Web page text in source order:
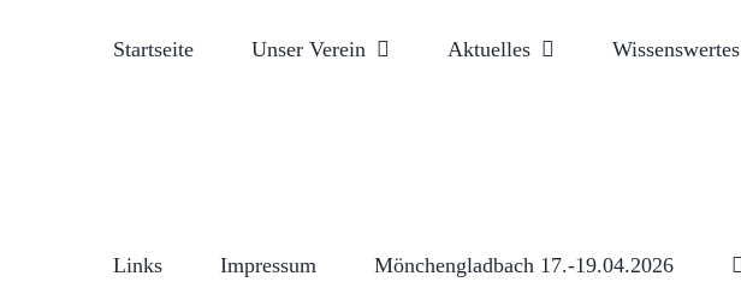
Startseite Unser Verein Aktuelles Wissenswertes
Links Impressum Mönchengladbach 17.-19.04.2026